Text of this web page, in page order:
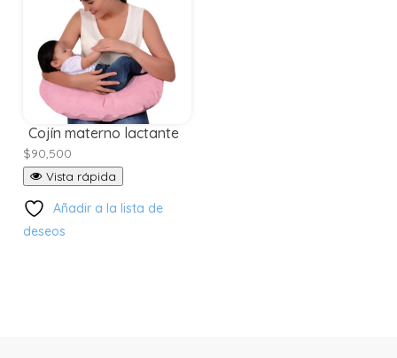
Cojín materno lactante
$90,500
Vista rápida
Añadir a la lista de
deseos